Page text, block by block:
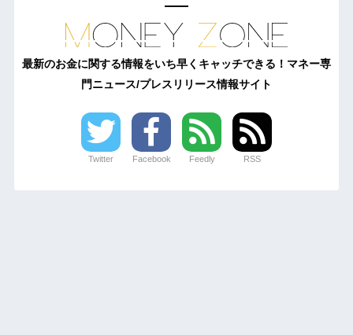
最新のお金に関する情報をいち早くキャッチできる！マネー専
門ニュース/プレスリリース情報サイト
Twitter Facebook Feedly RSS